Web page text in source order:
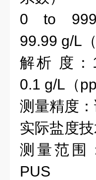
0 to
99.99 g/L
解析 度：
0.1 g/L（
测量精度 ：
实际盐度
测量范围
PUS